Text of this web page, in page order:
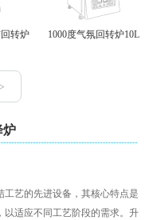
转炉 1000度气氛回转炉10L
炉
艺的先进设备，其核心特点是
以适应不同工艺阶段的需求。升